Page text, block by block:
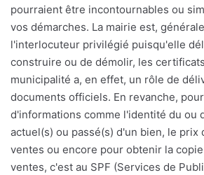
pourraient être incontournables ou
vos démarches. La mairie est,
l'interlocuteur privilégié puisqu'elle
construire ou de démolir, les
municipalité a, en effet, un rôle de
documents officiels. En revanche,
d'informations comme l'identité du ou
actuel(s) ou passé(s) d'un bien, le prix
ventes ou encore pour obtenir la
ventes, c'est au SPF (Services de